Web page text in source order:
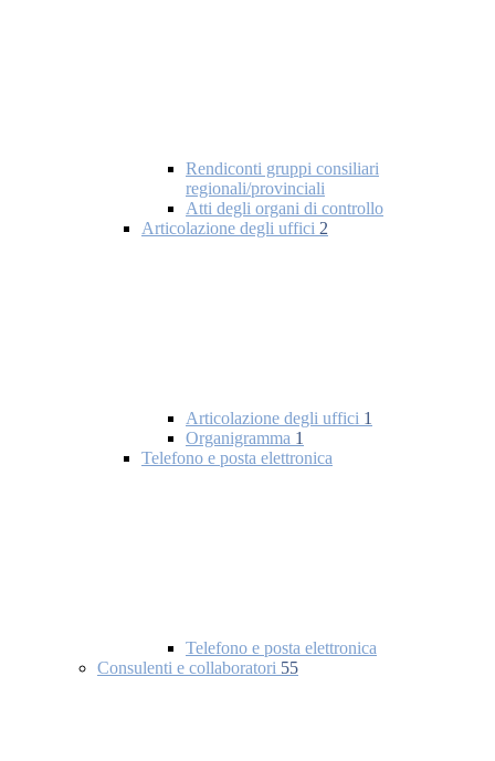
Rendiconti gruppi consiliari
regionali/provinciali
Atti degli organi di controllo
Articolazione degli uffici 2
Articolazione degli uffici 1
Organigramma 1
Telefono e posta elettronica
Telefono e posta elettronica
Consulenti e collaboratori 55